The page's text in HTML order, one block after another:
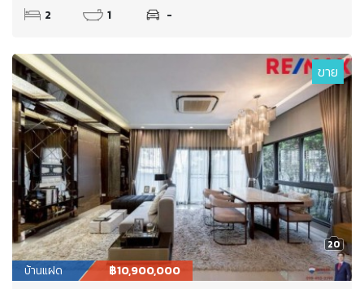
2
1 -
20
ขาย
บ้านแฝด ฿10,900,000